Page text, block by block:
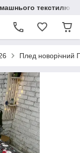
текстилю
Плед новорічний